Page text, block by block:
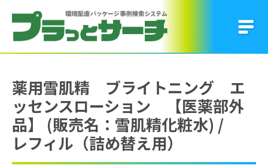
薬用雪肌精 ブライトニング エ
ッセンスローション 【医薬部外
品】 (販売名：雪肌精化粧水) /
レフィル（詰め替え用）